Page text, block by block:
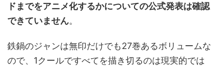
ドまでをアニメ化するかについての公式発表は確認
できていません。
鉄鍋のジャンは無印だけでも27巻あるボリュームな
ので、1クールですべてを描き切るのは現実的では